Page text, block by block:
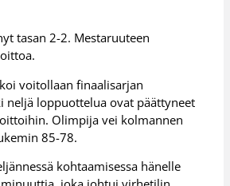
tasan 2-2. Mestaruuteen
voitollaan finaalisarjan
neljä loppuottelua ovat päättyneet
Olimpija vei kolmannen
85-78.
kohtaamisessa hänelle